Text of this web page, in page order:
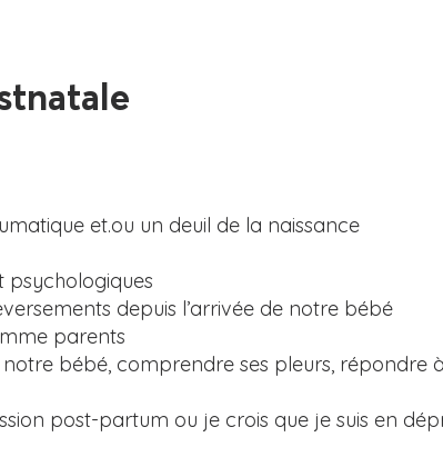
natale
et.ou un deuil de la naissance
psychologiques
depuis l’arrivée de notre bébé
parents
bébé, comprendre ses pleurs, répondre
post-partum ou je crois que je suis en